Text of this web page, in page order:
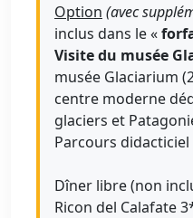
Option (avec
inclus dans le «
Visite du musée
musée Glaciarium
centre moderne
glaciers et
Parcours
Dîner libre (non
Ricon del Calafate